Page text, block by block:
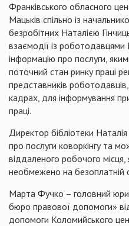
Франківського обласного
Мацьків спільно із
безробітних Наталією
взаємодії із роботодавцями
інформацію про послуги,
поточний стан ринку праці
представників
кадрах, для інформування
праці.
Директор бібліотеки
про послуги коворкінгу та
віддаленого робочого
необмежено на безоплатній
Марта Фучко – головний
бюро правової допомоги»
допомоги Коломийського